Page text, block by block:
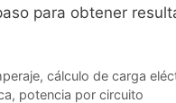
para obtener
, cálculo de carga
, potencia por circuito